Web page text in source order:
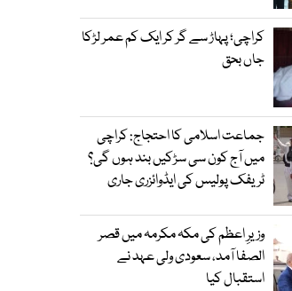
کراچی؛ پہاڑ سے گر کر ایک کم عمر لڑکا
جاں بحق
جماعت اسلامی کا احتجاج: کراچی
میں آج کون سی سڑکیں بند ہوں گی؟
ٹریفک پولیس کی ایڈوائزری جاری
وزیرِ اعظم کی مکہ مکرمہ میں قصر
الصفا آمد، سعودی ولی عہد نے
استقبال کیا